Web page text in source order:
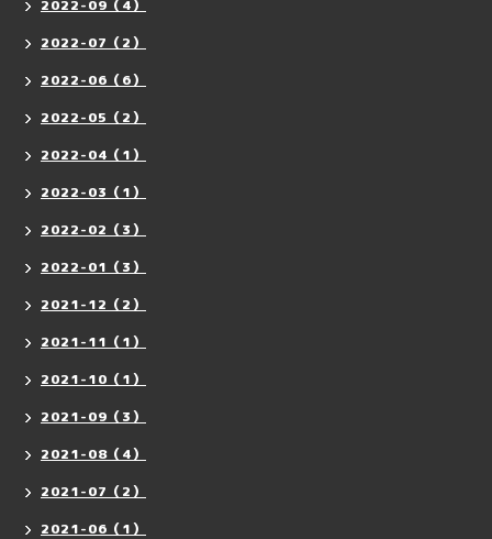
2022-09（4）
2022-07（2）
2022-06（6）
2022-05（2）
2022-04（1）
2022-03（1）
2022-02（3）
2022-01（3）
2021-12（2）
2021-11（1）
2021-10（1）
2021-09（3）
2021-08（4）
2021-07（2）
2021-06（1）